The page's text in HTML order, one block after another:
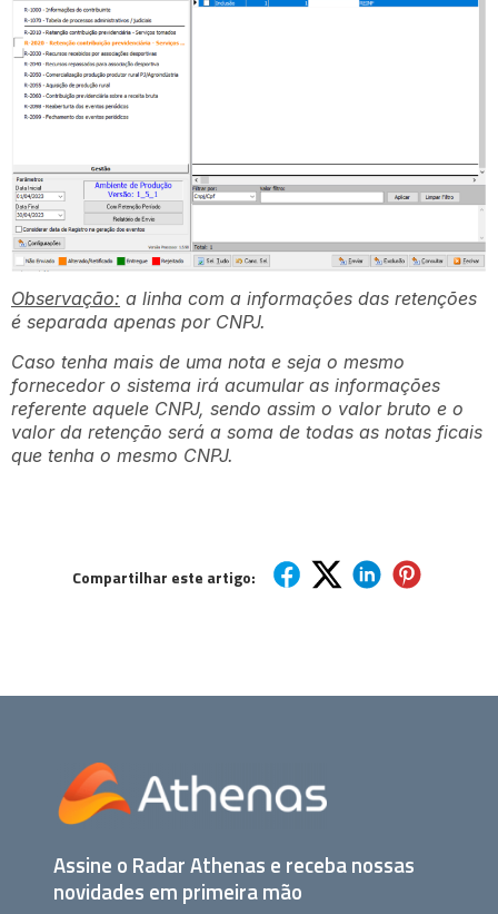
Observação: a linha com a informações das retenções
é separada apenas por CNPJ.
Caso tenha mais de uma nota e seja o mesmo
fornecedor o sistema irá acumular as informações
referente aquele CNPJ, sendo assim o valor bruto e o
valor da retenção será a soma de todas as notas ficais
que tenha o mesmo CNPJ.
Compartilhar este artigo:
Assine o Radar Athenas e receba nossas
novidades em primeira mão